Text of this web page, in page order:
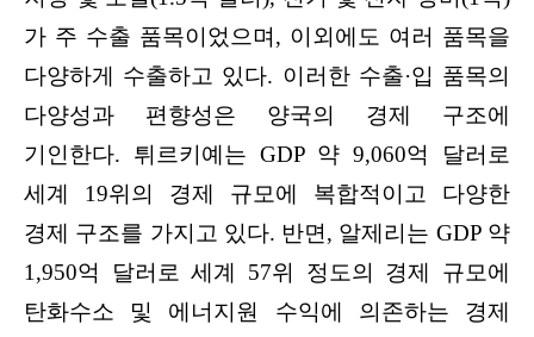
가 주 수출 품목이었으며, 이외에도 여러 품목을
다양하게 수출하고 있다. 이러한 수출·입 품목의
다양성과 편향성은 양국의 경제 구조에
기인한다. 튀르키예는 GDP 약 9,060억 달러로
세계 19위의 경제 규모에 복합적이고 다양한
경제 구조를 가지고 있다. 반면, 알제리는 GDP 약
1,950억 달러로 세계 57위 정도의 경제 규모에
탄화수소 및 에너지원 수익에 의존하는 경제